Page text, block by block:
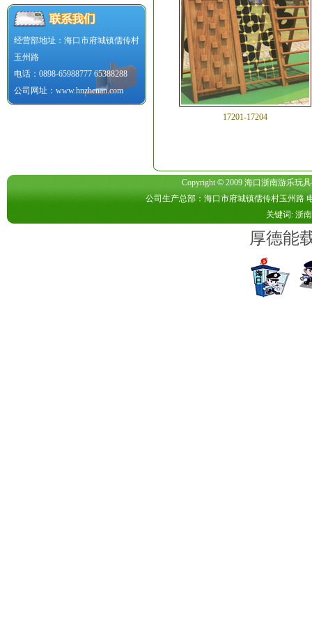
经营部地址：海口市府城镇儒传村
玉州路
电话：0898-65988777 65388288
公司网址：www.hnzhenan.com
17201-17204
Copyright ©2009 海口浙南游乐玩
公司生产总部：海口市府城镇儒传村玉州路
关键词: 浙
厚德能